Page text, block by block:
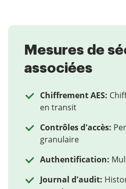
Mesures de
associées
Chiffrement AES:
en transit
Contrôles d'accès:
granulaire
Authentification:
Journal d'audit: